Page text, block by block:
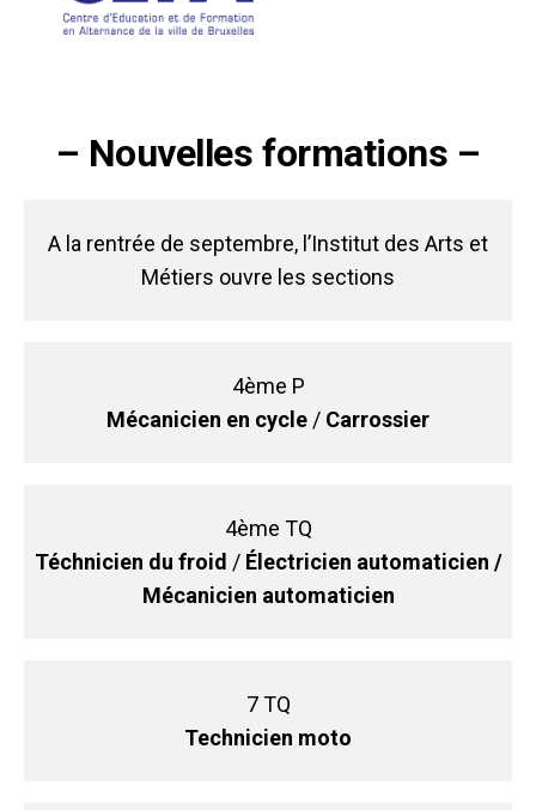
– Nouvelles formations –
A la rentrée de septembre, l’Institut des Arts et
Métiers ouvre les sections
4ème P
Mécanicien en cycle / Carrossier
4ème TQ
Téchnicien du froid / Électricien automaticien /
Mécanicien automaticien
7 TQ
Technicien moto